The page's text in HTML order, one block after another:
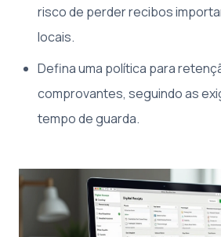
risco de perder recibos
locais.
Defina uma política para
comprovantes, seguindo as
tempo de guarda.